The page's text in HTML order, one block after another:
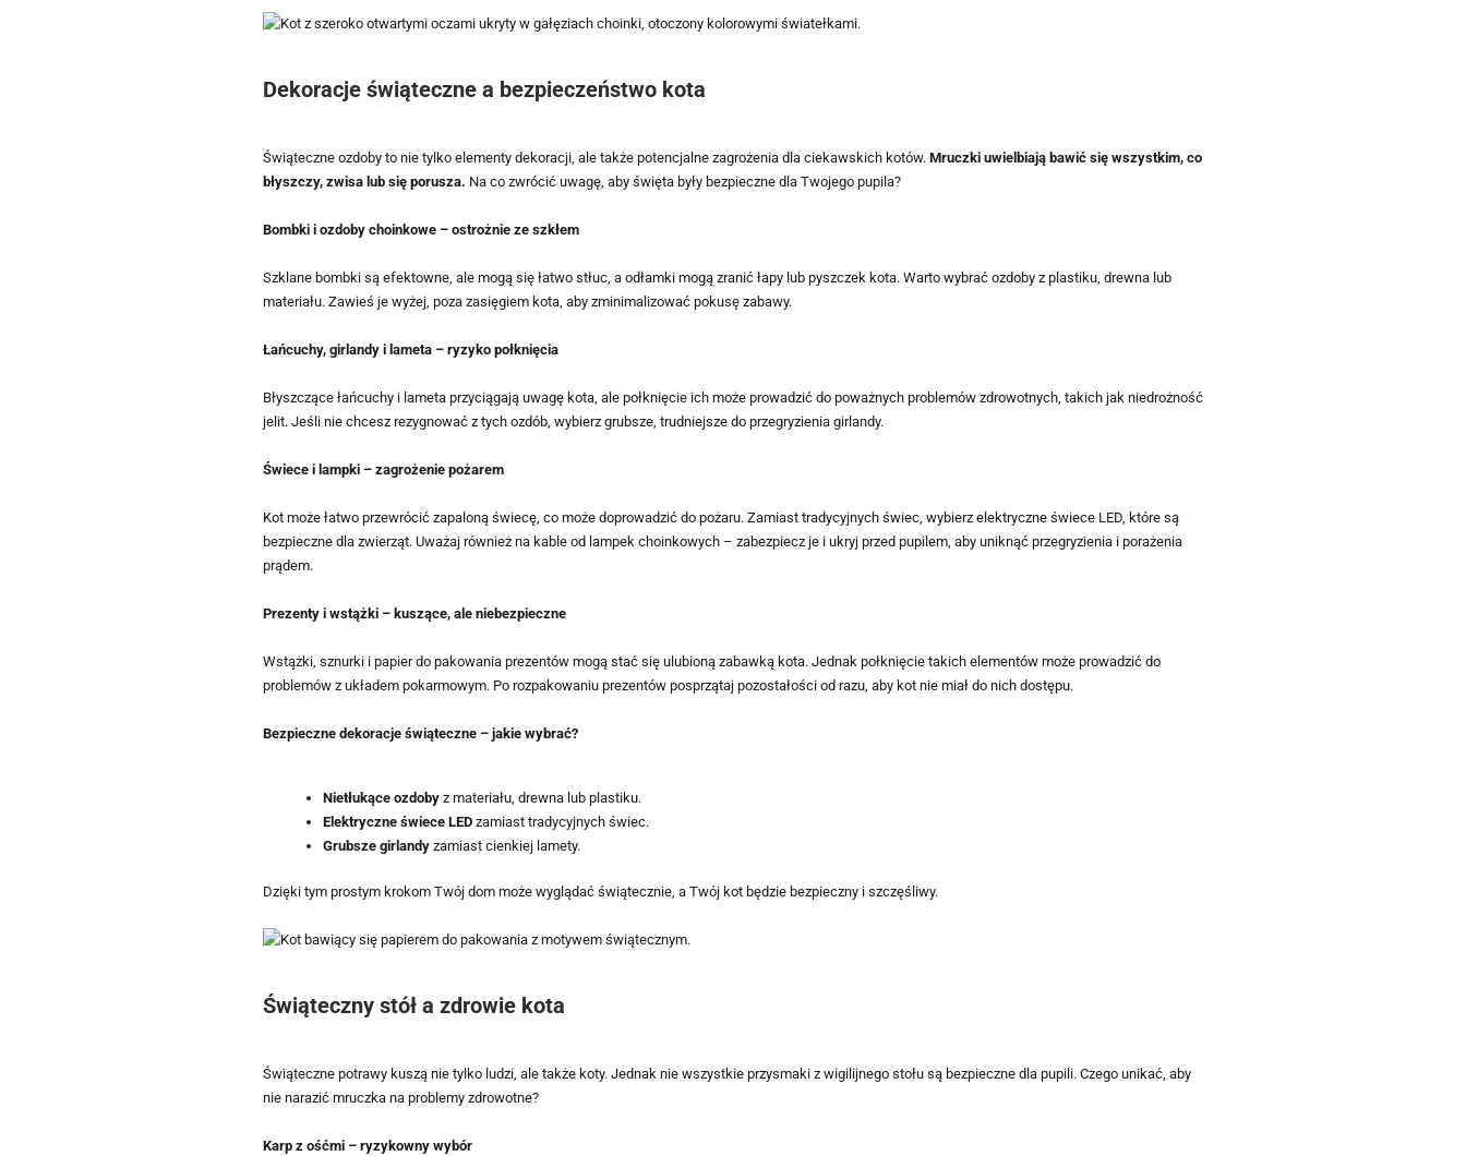
Dekoracje świąteczne a bezpieczeństwo kota
Świąteczne ozdoby to nie tylko elementy dekoracji, ale także potencjalne zagrożenia dla ciekawskich kotów. Mruczki uwielbiają bawić się wszystkim, co
błyszczy, zwisa lub się porusza. Na co zwrócić uwagę, aby święta były bezpieczne dla Twojego pupila?
Bombki i ozdoby choinkowe – ostrożnie ze szkłem
Szklane bombki są efektowne, ale mogą się łatwo stłuc, a odłamki mogą zranić łapy lub pyszczek kota. Warto wybrać ozdoby z plastiku, drewna lub
materiału. Zawieś je wyżej, poza zasięgiem kota, aby zminimalizować pokusę zabawy.
Łańcuchy, girlandy i lameta – ryzyko połknięcia
Błyszczące łańcuchy i lameta przyciągają uwagę kota, ale połknięcie ich może prowadzić do poważnych problemów zdrowotnych, takich jak niedrożność
jelit. Jeśli nie chcesz rezygnować z tych ozdób, wybierz grubsze, trudniejsze do przegryzienia girlandy.
Świece i lampki – zagrożenie pożarem
Kot może łatwo przewrócić zapaloną świecę, co może doprowadzić do pożaru. Zamiast tradycyjnych świec, wybierz elektryczne świece LED, które są
bezpieczne dla zwierząt. Uważaj również na kable od lampek choinkowych – zabezpiecz je i ukryj przed pupilem, aby uniknąć przegryzienia i porażenia
prądem.
Prezenty i wstążki – kuszące, ale niebezpieczne
Wstążki, sznurki i papier do pakowania prezentów mogą stać się ulubioną zabawką kota. Jednak połknięcie takich elementów może prowadzić do
problemów z układem pokarmowym. Po rozpakowaniu prezentów posprzątaj pozostałości od razu, aby kot nie miał do nich dostępu.
Bezpieczne dekoracje świąteczne – jakie wybrać?
Nietłukące ozdobyz materiału, drewna lub plastiku.
Elektryczne świece LEDzamiast tradycyjnych świec.
Grubsze girlandyzamiast cienkiej lamety.
Dzięki tym prostym krokom Twój dom może wyglądać świątecznie, a Twój kot będzie bezpieczny i szczęśliwy.
Świąteczny stół a zdrowie kota
Świąteczne potrawy kuszą nie tylko ludzi, ale także koty. Jednak nie wszystkie przysmaki z wigilijnego stołu są bezpieczne dla pupili. Czego unikać, aby
nie narazić mruczka na problemy zdrowotne?
Karp z ośćmi – ryzykowny wybór